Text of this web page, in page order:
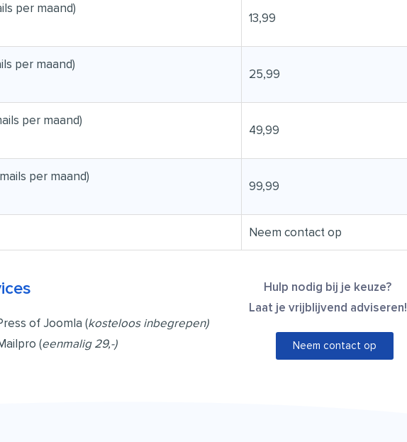
per maand)
13,99
per maand)
25,99
per maand)
49,99
per maand)
99,99
Neem contact op
of Joomla (kosteloos inbegrepen)
(eenmalig 29,-)
Hulp nodig bij je keuze?
Laat je vrijblijvend adviseren!
Neem contact op